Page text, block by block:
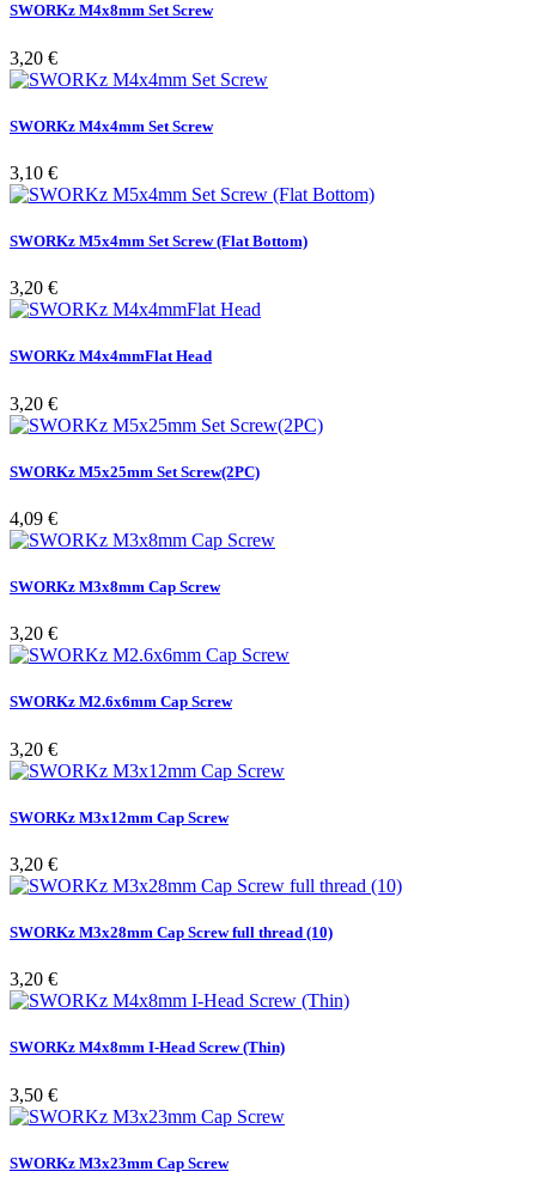
SWORKz M4x8mm Set Screw
Pris
3,20 €
SWORKz M4x4mm Set Screw
Pris
3,10 €
SWORKz M5x4mm Set Screw (Flat Bottom)
Pris
3,20 €
SWORKz M4x4mmFlat Head
Pris
3,20 €
SWORKz M5x25mm Set Screw(2PC)
Pris
4,09 €
SWORKz M3x8mm Cap Screw
Pris
3,20 €
SWORKz M2.6x6mm Cap Screw
Pris
3,20 €
SWORKz M3x12mm Cap Screw
Pris
3,20 €
SWORKz M3x28mm Cap Screw full thread (10)
Pris
3,20 €
SWORKz M4x8mm I-Head Screw (Thin)
Pris
3,50 €
SWORKz M3x23mm Cap Screw